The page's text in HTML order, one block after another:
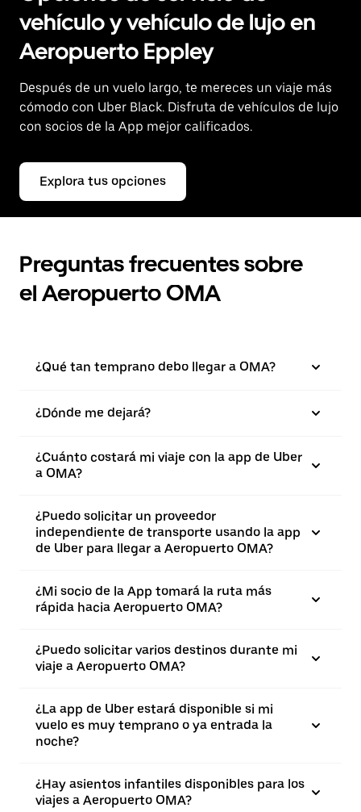
vehículo y vehículo de lujo en
Aeropuerto Eppley
Después de un vuelo largo, te mereces un viaje más
cómodo con Uber Black. Disfruta de vehículos de lujo
con socios de la App mejor calificados.
Explora tus opciones
Preguntas frecuentes sobre
el Aeropuerto OMA
¿Qué tan temprano debo llegar a OMA?
¿Dónde me dejará?
¿Cuánto costará mi viaje con la app de Uber
a OMA?
¿Puedo solicitar un proveedor
independiente de transporte usando la app
de Uber para llegar a Aeropuerto OMA?
¿Mi socio de la App tomará la ruta más
rápida hacia Aeropuerto OMA?
¿Puedo solicitar varios destinos durante mi
viaje a Aeropuerto OMA?
¿La app de Uber estará disponible si mi
vuelo es muy temprano o ya entrada la
noche?
¿Hay asientos infantiles disponibles para los
viajes a Aeropuerto OMA?